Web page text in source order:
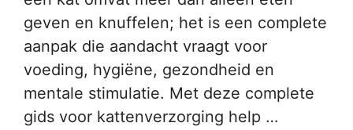
geven en knuffelen; het is een complete
aanpak die aandacht vraagt voor
voeding, hygiëne, gezondheid en
mentale stimulatie. Met deze complete
gids voor kattenverzorging help …